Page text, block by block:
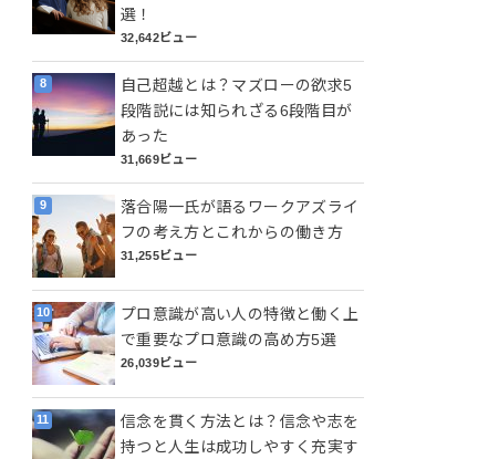
選！
32,642ビュー
自己超越とは？マズローの欲求5
段階説には知られざる6段階目が
あった
31,669ビュー
落合陽一氏が語るワークアズライ
フの考え方とこれからの働き方
31,255ビュー
プロ意識が高い人の特徴と働く上
で重要なプロ意識の高め方5選
26,039ビュー
信念を貫く方法とは？信念や志を
持つと人生は成功しやすく充実す